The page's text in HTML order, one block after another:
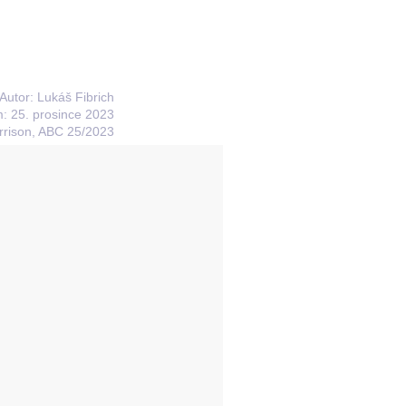
Autor: Lukáš Fibrich
25. prosince 2023
ABC 25/2023